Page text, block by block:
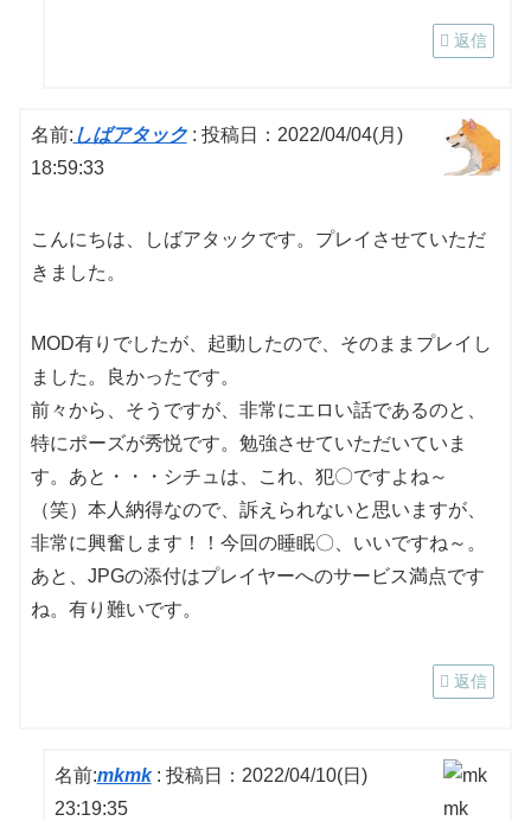
返信
名前: しばアタック: 投稿日：2022/04/04(月)
18:59:33
こんにちは、しばアタックです。プレイさせていただ
きました。
MOD有りでしたが、起動したので、そのままプレイし
ました。良かったです。
前々から、そうですが、非常にエロい話であるのと、
特にポーズが秀悦です。勉強させていただいていま
す。あと・・・シチュは、これ、犯〇ですよね～
（笑）本人納得なので、訴えられないと思いますが、
非常に興奮します！！今回の睡眠〇、いいですね～。
あと、JPGの添付はプレイヤーへのサービス満点です
ね。有り難いです。
返信
名前:mkmk: 投稿日：2022/04/10(日)
23:19:35